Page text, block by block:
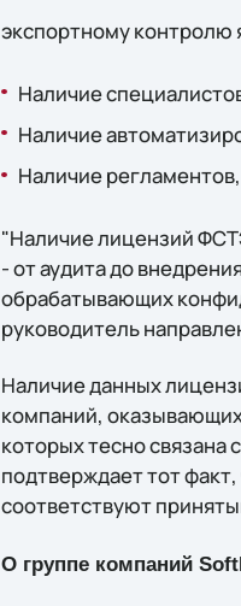
экспортному контролю
Наличие
Наличие
Наличие
"Наличие лицензий
- от аудита до
обрабатывающих
руководитель
Наличие данных
компаний,
которых тесно
подтверждает тот
соответствуют
О группе компаний